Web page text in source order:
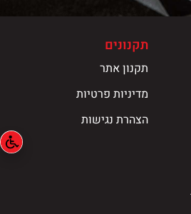
תקנונים
תקנון אתר
מדיניות פרטיות
הצהרת נגישות